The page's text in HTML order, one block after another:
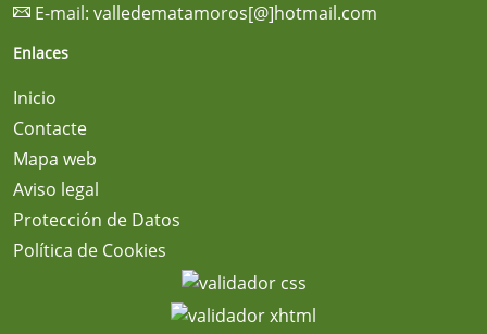
E-mail: valledematamoros[@]hotmail.com
Enlaces
Inicio
Contacte
Mapa web
Aviso legal
Protección de Datos
Política de Cookies